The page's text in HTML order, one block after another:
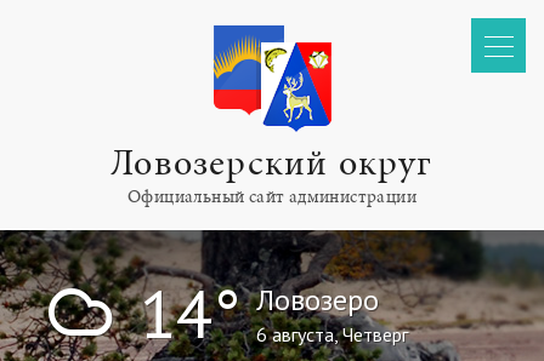
Ловозерский округ
Официальный сайт администрации
! 14° Ловозеро
6 августа, Четверг